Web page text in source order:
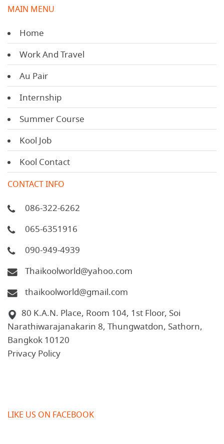
MAIN MENU
Home
Work And Travel
Au Pair
Internship
Summer Course
Kool Job
Kool Contact
CONTACT INFO
086-322-6262
065-6351916
090-949-4939
Thaikoolworld@yahoo.com
thaikoolworld@gmail.com
80 K.A.N. Place, Room 104, 1st Floor, Soi
Narathiwarajanakarin 8, Thungwatdon, Sathorn,
Bangkok 10120
Privacy Policy
LIKE US ON FACEBOOK